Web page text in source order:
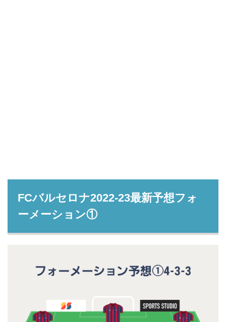
FCバルセロナ2022-23最新予想フォ
ーメーション①